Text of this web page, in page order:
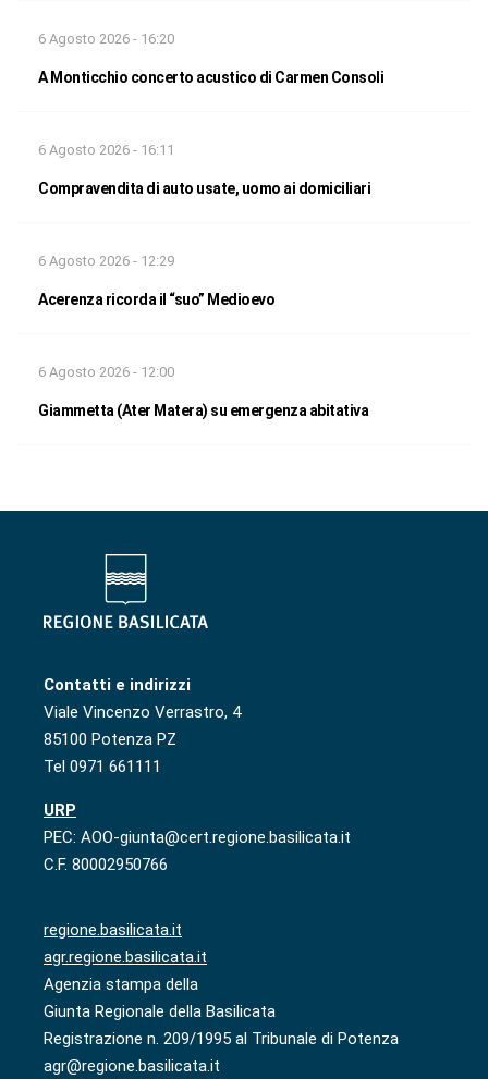
6 Agosto 2026 - 16:20
A Monticchio concerto acustico di Carmen Consoli
6 Agosto 2026 - 16:11
Compravendita di auto usate, uomo ai domiciliari
6 Agosto 2026 - 12:29
Acerenza ricorda il “suo” Medioevo
6 Agosto 2026 - 12:00
Giammetta (Ater Matera) su emergenza abitativa
Contatti e indirizzi
Viale Vincenzo Verrastro, 4
85100 Potenza PZ
Tel 0971 661111
URP
PEC: AOO-giunta@cert.regione.basilicata.it
C.F. 80002950766
regione.basilicata.it
agr.regione.basilicata.it
Agenzia stampa della
Giunta Regionale della Basilicata
Registrazione n. 209/1995 al Tribunale di Potenza
agr@regione.basilicata.it